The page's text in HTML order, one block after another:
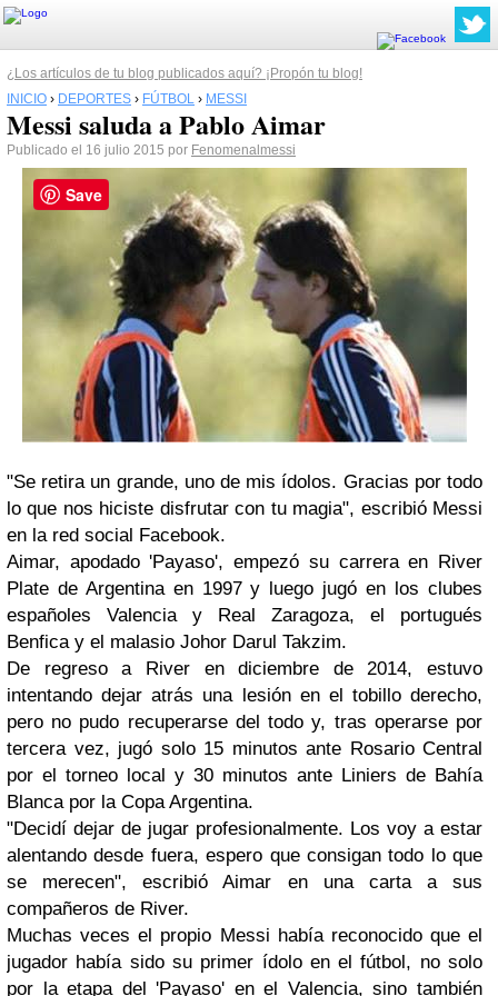
¿Los artículos de tu blog publicados aquí? ¡Propón tu blog!
INICIO › DEPORTES › FÚTBOL › MESSI
Messi saluda a Pablo Aimar
Publicado el 16 julio 2015 por Fenomenalmessi
"Se retira un grande, uno de mis ídolos. Gracias por todo
lo que nos hiciste disfrutar con tu magia", escribió Messi
en la red social Facebook.
Aimar, apodado 'Payaso', empezó su carrera en River
Plate de Argentina en 1997 y luego jugó en los clubes
españoles Valencia y Real Zaragoza, el portugués
Benfica y el malasio Johor Darul Takzim.
De regreso a River en diciembre de 2014, estuvo
intentando dejar atrás una lesión en el tobillo derecho,
pero no pudo recuperarse del todo y, tras operarse por
tercera vez, jugó solo 15 minutos ante Rosario Central
por el torneo local y 30 minutos ante Liniers de Bahía
Blanca por la Copa Argentina.
"Decidí dejar de jugar profesionalmente. Los voy a estar
alentando desde fuera, espero que consigan todo lo que
se merecen", escribió Aimar en una carta a sus
compañeros de River.
Muchas veces el propio Messi había reconocido que el
jugador había sido su primer ídolo en el fútbol, no solo
por la etapa del 'Payaso' en el Valencia, sino también
Save